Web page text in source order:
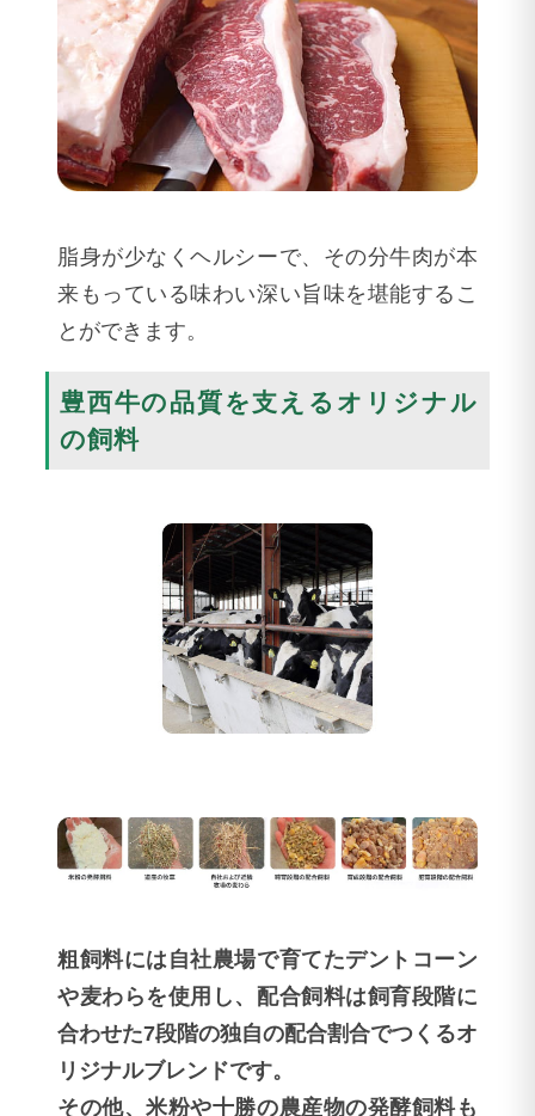
脂身が少なくヘルシーで、その分牛肉が本
来もっている味わい深い旨味を堪能するこ
とができます。
豊西牛の品質を支えるオリジナル
の飼料
粗飼料には自社農場で育てたデントコーン
や麦わらを使用し、配合飼料は飼育段階に
合わせた7段階の独自の配合割合でつくるオ
リジナルブレンドです。
その他、米粉や十勝の農産物の発酵飼料も